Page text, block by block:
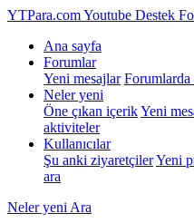
YTPara.comYoutube Destek
Ana sayfa
Forumlar
Yeni mesajlar Forumlarda
Neler yeni
Öne çıkan içerikYeni
aktiviteler
Kullanıcılar
Şu anki ziyaretçilerYeni
ara
Neler yeni Ara